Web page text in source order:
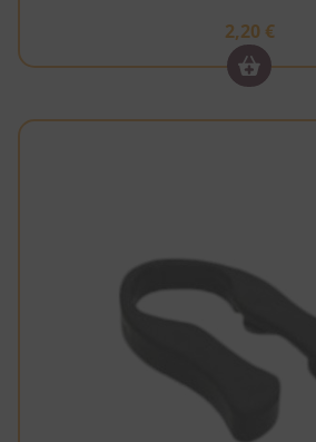
2,20 €